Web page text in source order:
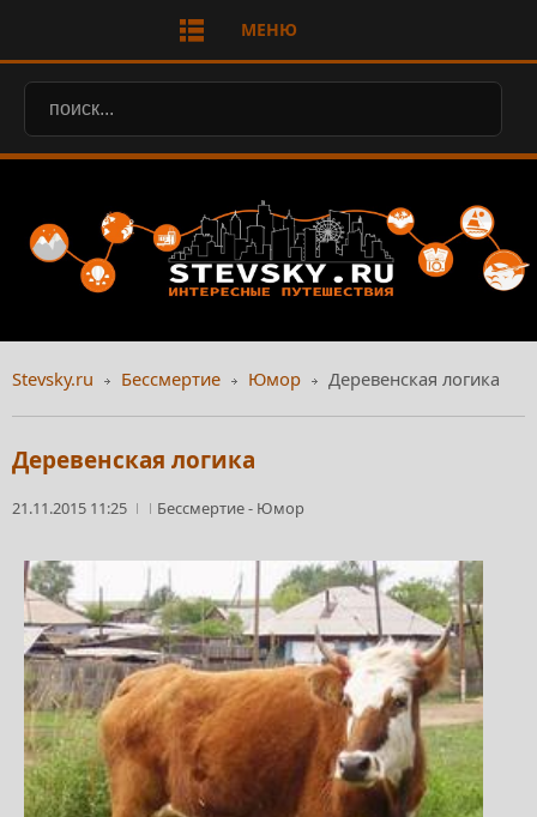
МЕНЮ
Stevsky.ru Бессмертие Юмор Деревенская логика
Деревенская логика
21.11.2015 11:25 Бессмертие- Юмор